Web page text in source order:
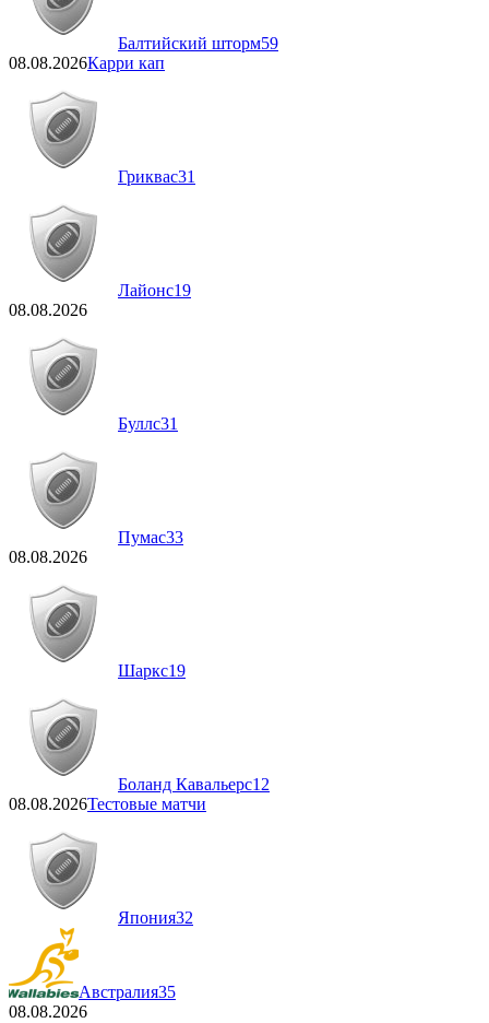
Балтийский шторм59
08.08.2026Карри кап
Гриквас31
Лайонс19
08.08.2026
Буллс31
Пумас33
08.08.2026
Шаркс19
Боланд Кавальерс12
08.08.2026Тестовые матчи
Япония32
Австралия35
08.08.2026